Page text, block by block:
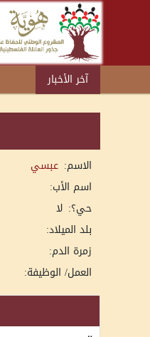
آخر الأخبار
الاسم: عبسي
اسم الأب:
حي؟: لا
بلد الميلاد:
زمرة الدم:
العمل/ الوظيفة: